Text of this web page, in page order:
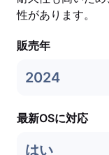
性があります。
販売年
2024
最新OSに対応
はい